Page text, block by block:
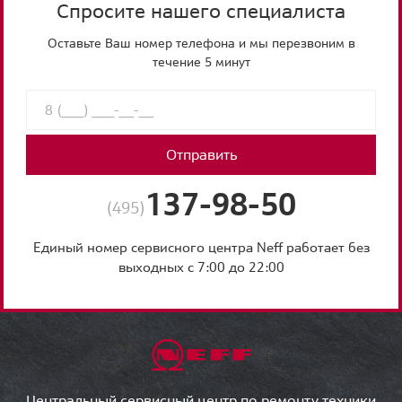
Спросите нашего специалиста
Оставьте Ваш номер телефона и мы перезвоним в
течение 5 минут
Отправить
(495) 137-98-50
Единый номер сервисного центра Neff работает без
выходных с 7:00 до 22:00